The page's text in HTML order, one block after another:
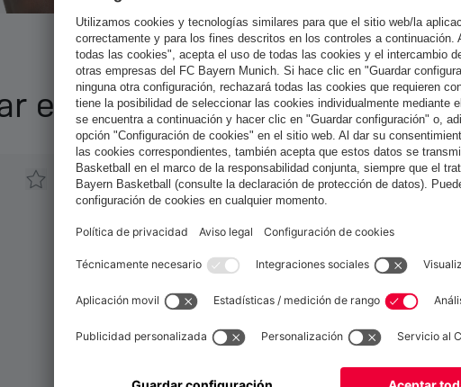
esto también
¿Quieres quedarte en la tiendaEspaña?
Españapara entregar allí!